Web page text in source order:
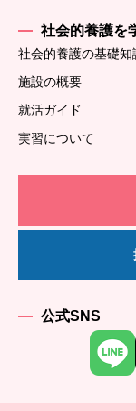
社会的養護を
社会的養護の基礎知
施設の概要
就活ガイド
実習について
公式SNS